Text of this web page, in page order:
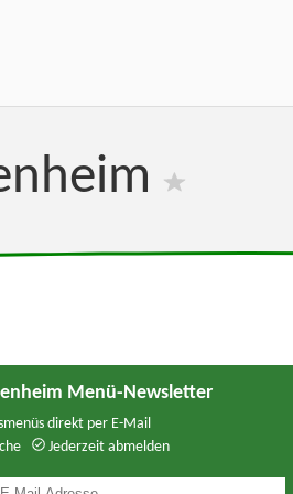
Menü-Newsletter
direkt per E-Mail
Jederzeit abmelden